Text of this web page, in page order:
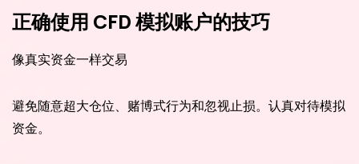
正确使用 CFD 模拟账户的技巧
像真实资金一样交易
避免随意超大仓位、赌博式行为和忽视止损。认真对待模拟
资金。